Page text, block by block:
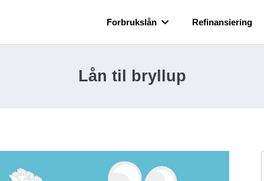
Forbrukslån Refinansiering
Lån til bryllup